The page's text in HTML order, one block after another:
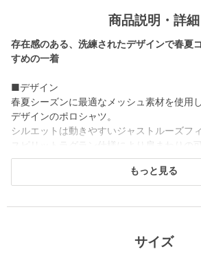
商品説明・詳細
存在感のある、洗練されたデザインで春夏
すめの一着
■デザイン
春夏シーズンに最適なメッシュ素材を使用
デザインのポロシャツ。
シルエットは動きやすいジャストルーズフ
し、スイング時も自由な動きを実現。
袖のアシンメトリー配色リブがシャープな
もっと見る
サイズ